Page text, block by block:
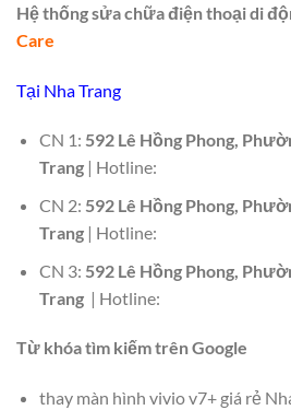
Hệ thống sửa chữa điện thoại di
Care
Tại Nha Trang
CN 1: 592 Lê Hồng Phong,
Trang| Hotline:
CN 2: 592 Lê Hồng Phong,
Trang| Hotline:
CN 3: 592 Lê Hồng Phong,
Trang| Hotline:
Từ khóa tìm kiếm trên Google
thay màn hình vivio v7+ giá rẻ